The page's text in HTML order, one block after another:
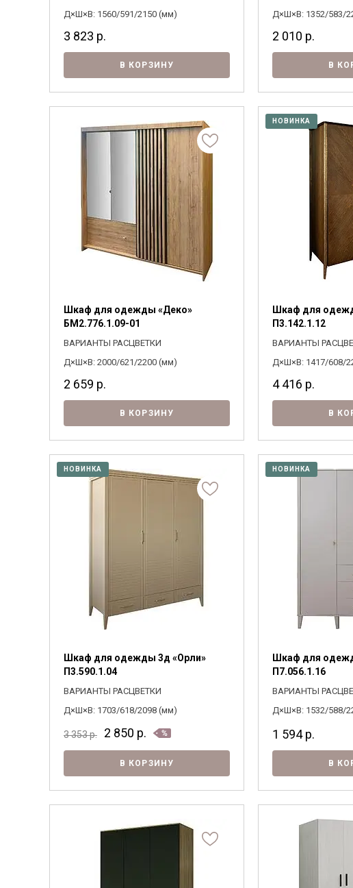
Д×Ш×В: 1560/591/2150 (мм)
3 823 р.
В КОРЗИНУ
Д×Ш×В: 1352/583/
2 010 р.
В
Шкаф для одежды «Деко»
БМ2.776.1.09-01
ВАРИАНТЫ РАСЦВЕТКИ
Д×Ш×В: 2000/621/2200 (мм)
2 659 р.
В КОРЗИНУ
НОВИНКА
Шкаф для
П3.142.1.12
ВАРИАНТЫ
Д×Ш×В: 1417/608/
4 416 р.
В
НОВИНКА
Шкаф для одежды 3д «Орли»
П3.590.1.04
ВАРИАНТЫ РАСЦВЕТКИ
Д×Ш×В: 1703/618/2098 (мм)
3 353р. 2 850 р.
В КОРЗИНУ
НОВИНКА
Шкаф для
П7.056.1.16
ВАРИАНТЫ
Д×Ш×В: 1532/588/
1 594р.
В